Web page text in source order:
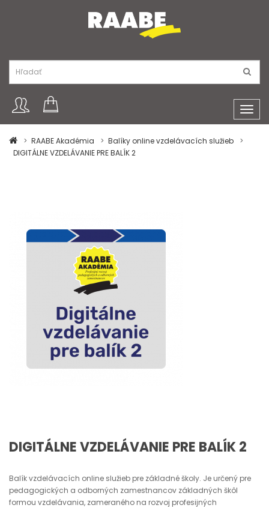
RAABE Akadémia
Balíky online vzdelávacích služieb
DIGITÁLNE VZDELÁVANIE PRE BALÍK 2
DIGITÁLNE VZDELÁVANIE PRE BALÍK 2
Balík vzdelávacích online služieb pre základné školy. Je určený pre
pedagogických a odborných zamestnancov základných škôl
formou vzdelávania, zameraného na rozvoj profesijných